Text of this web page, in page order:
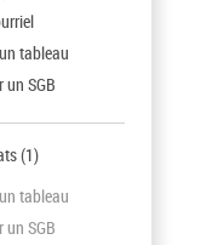
tableau
un SGB
(1)
tableau
un SGB